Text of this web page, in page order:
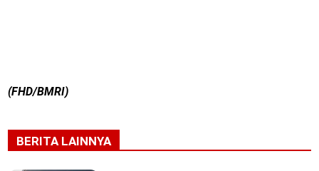
(FHD/BMRI)
BERITA LAINNYA